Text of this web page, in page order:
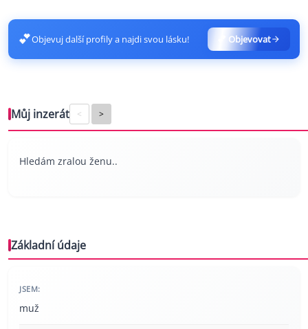
💕Objevuj další profily a najdi svou lásku! 💕 Objevovat
Můj inzerát < >
Hledám zralou ženu..
Základní údaje
JSEM:
muž